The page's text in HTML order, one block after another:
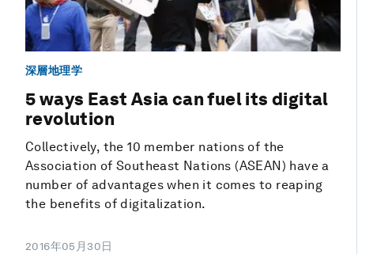
深層地理学
5 ways East Asia can fuel its digital
revolution
Collectively, the 10 member nations of the
Association of Southeast Nations (ASEAN) have a
number of advantages when it comes to reaping
the benefits of digitalization.
2016年05月30日